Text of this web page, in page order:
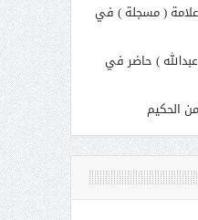
( مسجلة ) في
) حاضر في
الحكيم